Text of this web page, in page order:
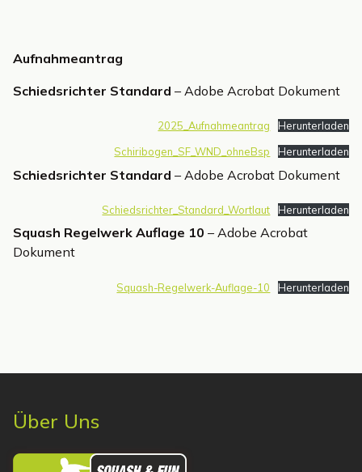
Aufnahmeantrag
Schiedsrichter Standard – Adobe Acrobat Dokument
2025_Aufnahmeantrag
Herunterladen
Schiribogen_SF_WND_ohneBsp
Herunterladen
Schiedsrichter Standard – Adobe Acrobat Dokument
Schiedsrichter_Standard_Wortlaut Herunterladen
Squash Regelwerk Auflage 10 – Adobe Acrobat
Dokument
Squash-Regelwerk-Auflage-10 Herunterladen
Über Uns